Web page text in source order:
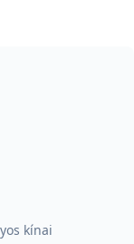
kínai